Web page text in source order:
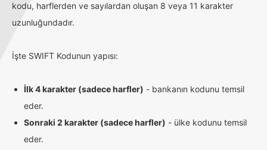
kodu, harflerden ve sayılardan oluşan 8 veya 11 karakter
uzunluğundadır.
İşte SWIFT Kodunun yapısı:
İlk 4 karakter (sadece harfler) - bankanın kodunu temsil
eder.
Sonraki 2 karakter (sadece harfler) - ülke kodunu temsil
eder.